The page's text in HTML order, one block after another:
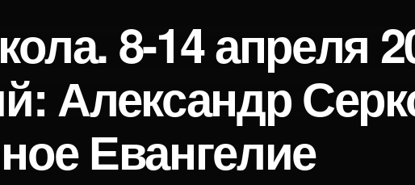
8-14 апреля
Александр
Евангелие